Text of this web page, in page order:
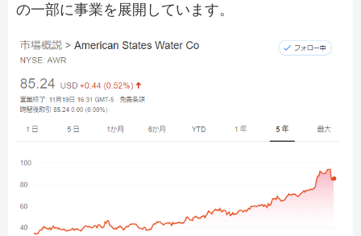
の一部に事業を展開しています。